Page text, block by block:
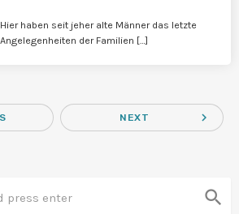
haben seit jeher alte Männer das letzte
der Familien […]
NEXT navigate_next
search